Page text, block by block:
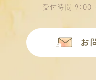
受付時間 9：00
お